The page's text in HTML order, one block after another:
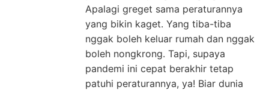
Apalagi greget sama peraturannya
yang bikin kaget. Yang tiba-tiba
nggak boleh keluar rumah dan nggak
boleh nongkrong. Tapi, supaya
pandemi ini cepat berakhir tetap
patuhi peraturannya, ya! Biar dunia